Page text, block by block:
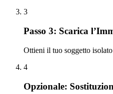
3
Passo 3: Scarica
Ottieni il tuo soggetto
4
Opzionale: